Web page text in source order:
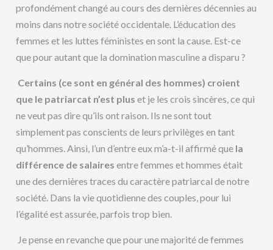
profondément changé au cours des dernières décennies au
moins dans notre société occidentale. L’éducation des
femmes et les luttes féministes en sont la cause. Est-ce
que pour autant que la domination masculine a disparu ?
Certains (ce sont en général des hommes) croient
que le patriarcat n’est plus et je les crois sincères, ce qui
ne veut pas dire qu’ils ont raison. Ils ne sont tout
simplement pas conscients de leurs privilèges en tant
qu’hommes. Ainsi, l’un d’entre eux m’a-t-il affirmé que la
différence de salaires entre femmes et hommes était
une des dernières traces du caractère patriarcal de notre
société. Dans la vie quotidienne des couples, pour lui
l’égalité est assurée, parfois trop bien.
Je pense en revanche que pour une majorité de femmes